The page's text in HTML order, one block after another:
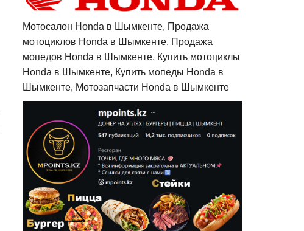
Мотосалон Honda в Шымкенте, Продажа
мотоциклов Honda в Шымкенте, Продажа
мопедов Honda в Шымкенте, Купить мотоциклы
Honda в Шымкенте, Купить мопеды Honda в
Шымкенте, Мотозапчасти Honda в Шымкенте